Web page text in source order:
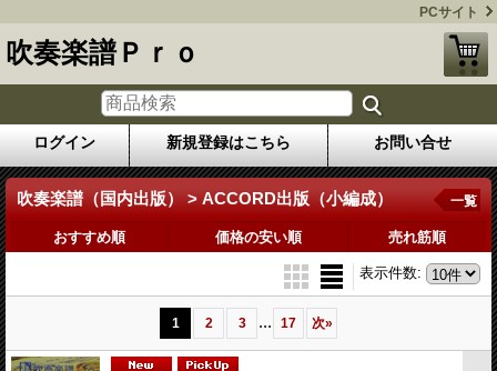
PCサイト
吹奏楽譜Ｐｒｏ
ログイン 新規登録はこちら お問い合せ
吹奏楽譜（国内出版） > ACCORD出版（小編成） 一覧
おすすめ順 価格の安い順 売れ筋順
表示件数:
1 2 3 ... 17 次»